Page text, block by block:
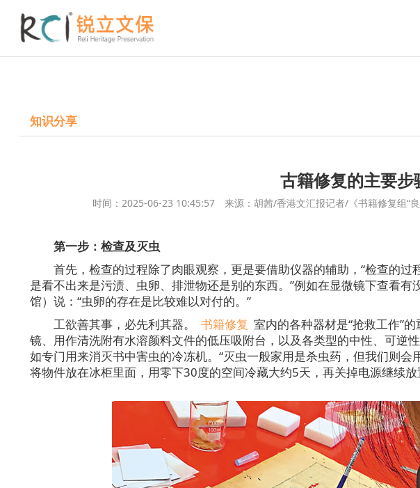
知识分享
古籍修复的主要步
时间：2025-06-23 10:45:57 来源：胡茜/香港文汇报记者/《书籍修复组“良
第一步：检查及灭虫
首先，检查的过程除了肉眼观察，更是要借助仪器的辅助，“检查的
是看不出来是污渍、虫卵、排泄物还是别的东西。”例如在显微镜下查看
馆）说：“虫卵的存在是比较难以对付的。”
工欲善其事，必先利其器。
书籍修复 室内的各种器材是“抢救工作”
镜、用作清洗附有水溶颜料文件的低压吸附台，以及各类型的中性、可逆
如专门用来消灭书中害虫的冷冻机。“灭虫一般家用是杀虫药，但我们则
将物件放在冰柜里面，用零下30度的空间冷藏大约5天，再关掉电源继续放